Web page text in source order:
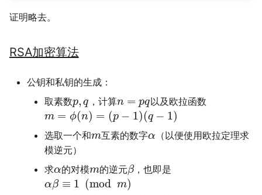
证明略去。
RSA加密算法
公钥和私钥的生成：
取素数p, q ，计算n = pq以及欧拉函数
m = ϕ(n) = (p − 1)(q − 1)
选取一个和m互素的数字α
（以便使用欧拉定理求
模逆元）
求α的对模m的逆元β，也即是
αβ ≡ 1 (mod m)